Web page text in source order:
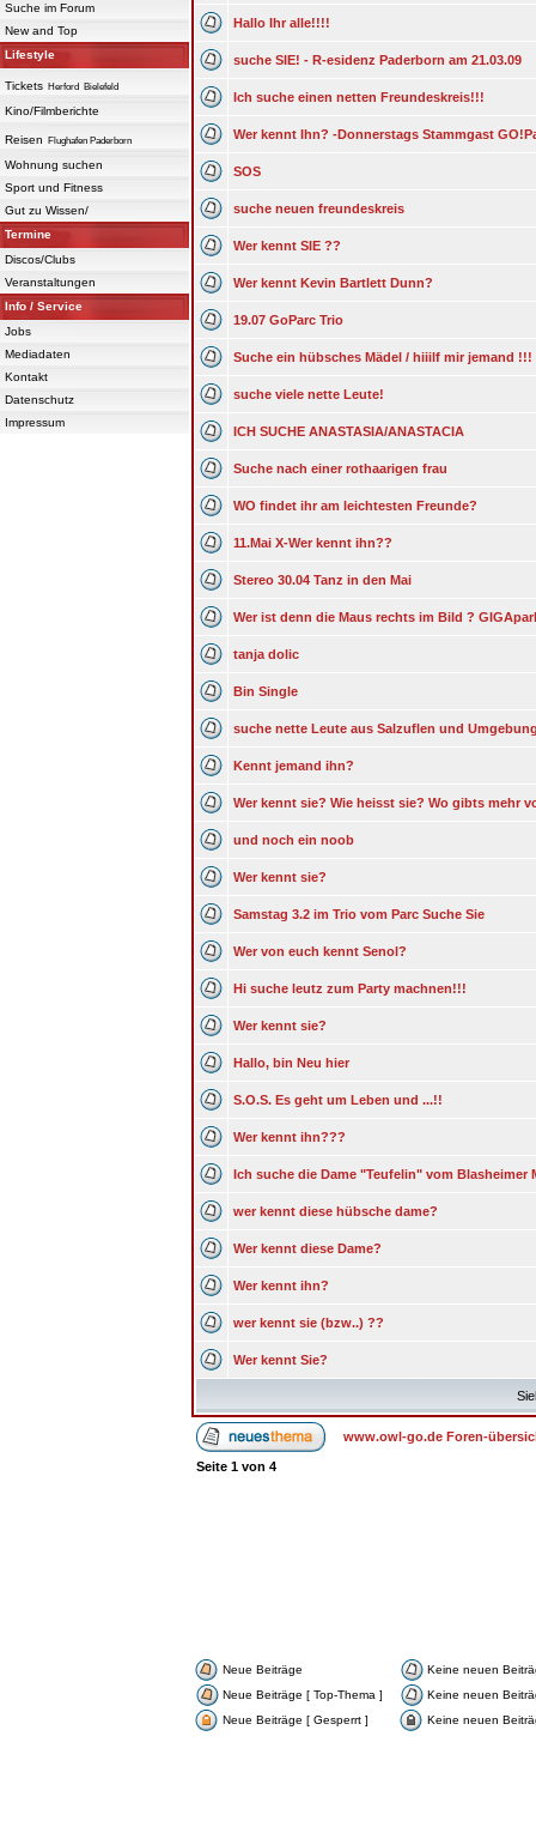
Suche im Forum
New and Top
Lifestyle
Tickets Herford Bielefeld
Kino/Filmberichte
Reisen Flughafen Paderborn
Wohnung suchen
Sport und Fitness
Gut zu Wissen/
Termine
Discos/Clubs
Veranstaltungen
Info / Service
Jobs
Mediadaten
Kontakt
Datenschutz
Impressum
Hallo Ihr alle!!!!
suche SIE! - R-esidenz Paderborn am 21.03.09
Ich suche einen netten Freundeskreis!!!
Wer kennt Ihn? -Donnerstags Stammgast
SOS
suche neuen freundeskreis
Wer kennt SIE ??
Wer kennt Kevin Bartlett Dunn?
19.07 GoParc Trio
Suche ein hübsches Mädel / hiiilf mir jemand !!!
suche viele nette Leute!
ICH SUCHE ANASTASIA/ANASTACIA
Suche nach einer rothaarigen frau
WO findet ihr am leichtesten Freunde?
11.Mai X-Wer kennt ihn??
Stereo 30.04 Tanz in den Mai
Wer ist denn die Maus rechts im Bild ?
tanja dolic
Bin Single
suche nette Leute aus Salzuflen und
Kennt jemand ihn?
Wer kennt sie? Wie heisst sie? Wo gibts mehr
und noch ein noob
Wer kennt sie?
Samstag 3.2 im Trio vom Parc Suche Sie
Wer von euch kennt Senol?
Hi suche leutz zum Party machnen!!!
Wer kennt sie?
Hallo, bin Neu hier
S.O.S. Es geht um Leben und ...!!
Wer kennt ihn???
Ich suche die Dame "Teufelin" vom Blasheimer
wer kennt diese hübsche dame?
Wer kennt diese Dame?
Wer kennt ihn?
wer kennt sie (bzw..) ??
Wer kennt Sie?
www.owl-go.de Foren-
Seite 1 von 4
Neue Beiträge
Keine neuen
Neue Beiträge [ Top-Thema ]
Keine neuen
Neue Beiträge [ Gesperrt ]
Keine neuen